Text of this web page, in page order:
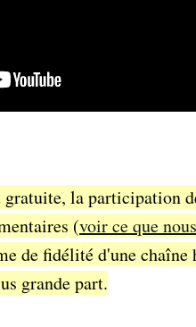
gratuite, la participation
(voir ce que
de fidélité d'une
grande part.